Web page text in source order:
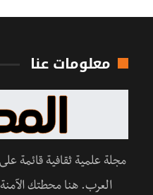
معلومات عنا
مجلة علمية ثقافية قائمة
العرب. هنا محطتك